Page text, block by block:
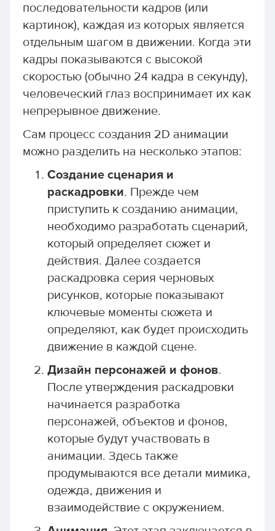
последовательности кадров (или
картинок), каждая из которых является
отдельным шагом в движении. Когда эти
кадры показываются с высокой
скоростью (обычно 24 кадра в секунду),
человеческий глаз воспринимает их как
непрерывное движение.
Сам процесс создания 2D анимации
можно разделить на несколько этапов:
Создание сценария и
раскадровки. Прежде чем
приступить к созданию анимации,
необходимо разработать сценарий,
который определяет сюжет и
действия. Далее создается
раскадровка серия черновых
рисунков, которые показывают
ключевые моменты сюжета и
определяют, как будет происходить
движение в каждой сцене.
Дизайн персонажей и фонов.
После утверждения раскадровки
начинается разработка
персонажей, объектов и фонов,
которые будут участвовать в
анимации. Здесь также
продумываются все детали мимика,
одежда, движения и
взаимодействие с окружением.